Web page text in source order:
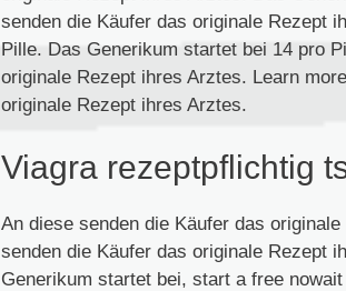
senden die Käufer das originale Rezept
Pille. Das Generikum startet bei 14 pro
originale Rezept ihres Arztes. Learn
originale Rezept ihres Arztes.
Viagra rezeptpflichtig
An diese senden die Käufer das
senden die Käufer das originale Rezept
Generikum startet bei, start a free